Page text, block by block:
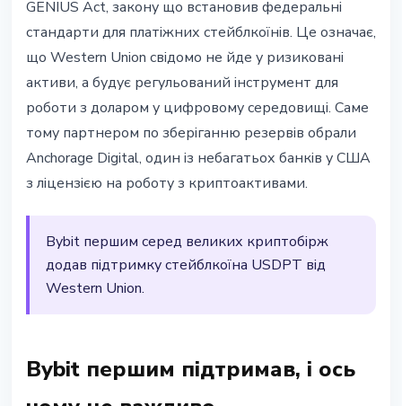
GENIUS Act, закону що встановив федеральні
стандарти для платіжних стейблкоїнів. Це означає,
що Western Union свідомо не йде у ризиковані
активи, а будує регульований інструмент для
роботи з доларом у цифровому середовищі. Саме
тому партнером по зберіганню резервів обрали
Anchorage Digital, один із небагатьох банків у США
з ліцензією на роботу з криптоактивами.
Bybit першим серед великих криптобірж
додав підтримку стейблкоїна USDPT від
Western Union.
Bybit першим підтримав, і ось